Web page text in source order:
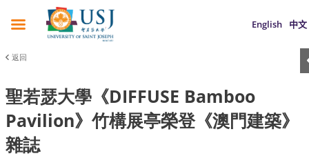
English 中文
返回
聖若瑟大學《DIFFUSE Bamboo
Pavilion》竹構展亭榮登《澳門建築》
雜誌